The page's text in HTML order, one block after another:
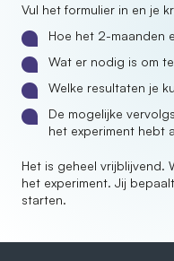
Vul het formulier in en je
Hoe het 2-maanden
Wat er nodig is om
Welke resultaten je
De mogelijke
het experiment hebt
Het is geheel vrijblijvend.
het experiment. Jij
starten.